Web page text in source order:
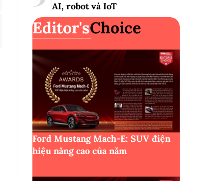
AI, robot và IoT
Editor'sChoice
Ford Mustang Mach-E: SUV điện
hiệu năng cao của năm